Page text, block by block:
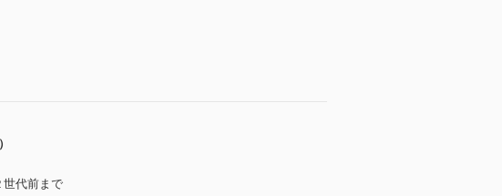
世代前まで